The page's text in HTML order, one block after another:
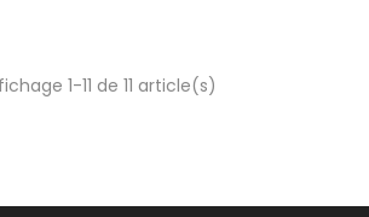
1-11 de 11 article(s)